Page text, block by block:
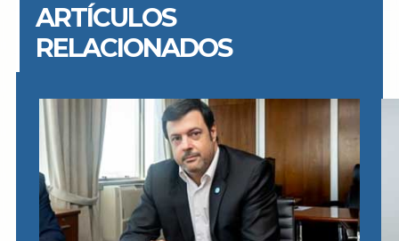
ARTÍCULOS
RELACIONADOS